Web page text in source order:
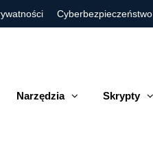
Cyberbezpieczeństwo
Narzędzia Skrypty